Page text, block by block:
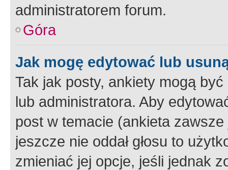
administratorem forum.
Góra
Jak mogę edytować lub
Tak jak posty, ankiety mogą
lub administratora. Aby
post w temacie (ankieta
jeszcze nie oddał głosu to
zmieniać jej opcje, jeśli jednak